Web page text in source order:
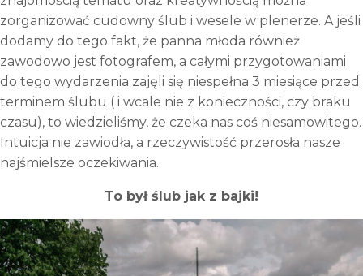
zorganizować cudowny ślub i wesele w plenerze. A jeśli
dodamy do tego fakt, że panna młoda również
zawodowo jest fotografem, a całymi przygotowaniami
do tego wydarzenia zajęli się niespełna 3 miesiące przed
terminem ślubu ( i wcale nie z konieczności, czy braku
czasu), to wiedzieliśmy, że czeka nas coś niesamowitego.
Intuicja nie zawiodła, a rzeczywistość przerosła nasze
najśmielsze oczekiwania.
To był ślub jak z bajki!